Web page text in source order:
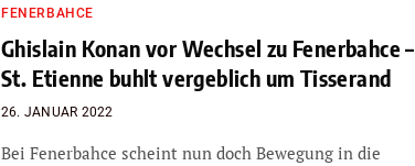
FENERBAHCE
Ghislain Konan vor Wechsel zu Fenerbahce –
St. Etienne buhlt vergeblich um Tisserand
26. JANUAR 2022
Bei Fenerbahce scheint nun doch Bewegung in die